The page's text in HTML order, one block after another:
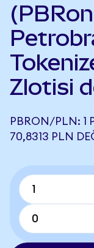
Zlotisi
PBRON/PLN: 1
70,8313 PLN